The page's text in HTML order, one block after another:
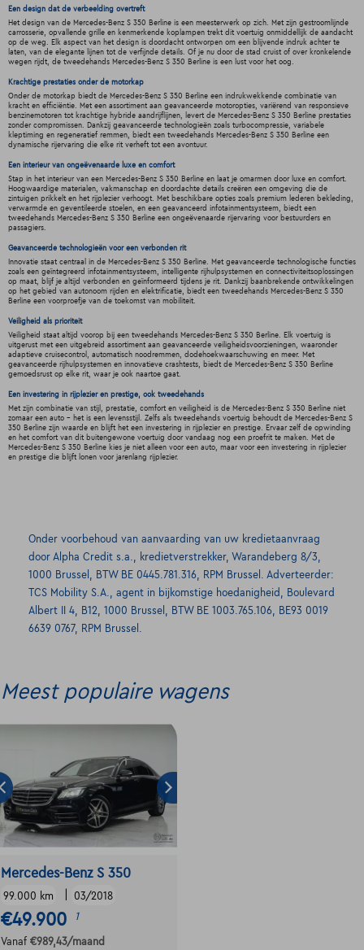
Een design dat de verbeelding overtreft
Het design van de Mercedes-Benz S 350 Berline is een meesterwerk op zich. Met zijn gestroomlijnde
carrosserie, opvallende grille en kenmerkende koplampen trekt dit voertuig onmiddellijk de aandacht
op de weg. Elk aspect van het design is doordacht ontworpen om een blijvende indruk achter te
laten, van de elegante lijnen tot de verfijnde details. Of je nu door de stad cruist of over kronkelende
wegen rijdt, de tweedehands Mercedes-Benz S 350 Berline is een lust voor het oog.
Krachtige prestaties onder de motorkap
Onder de motorkap biedt de Mercedes-Benz S 350 Berline een indrukwekkende combinatie van
kracht en efficiëntie. Met een assortiment aan geavanceerde motoropties, variërend van responsieve
benzinemotoren tot krachtige hybride aandrijflijnen, levert de Mercedes-Benz S 350 Berline prestaties
zonder compromissen. Dankzij geavanceerde technologieën zoals turbocompressie, variabele
kleptiming en regeneratief remmen, biedt een tweedehands Mercedes-Benz S 350 Berline een
dynamische rijervaring die elke rit verheft tot een avontuur.
Een interieur van ongeëvenaarde luxe en comfort
Stap in het interieur van een Mercedes-Benz S 350 Berline en laat je omarmen door luxe en comfort.
Hoogwaardige materialen, vakmanschap en doordachte details creëren een omgeving die de
zintuigen prikkelt en het rijplezier verhoogt. Met beschikbare opties zoals premium lederen bekleding,
verwarmde en geventileerde stoelen, en een geavanceerd infotainmentsysteem, biedt een
tweedehands Mercedes-Benz S 350 Berline een ongeëvenaarde rijervaring voor bestuurders en
passagiers.
Geavanceerde technologieën voor een verbonden rit
Innovatie staat centraal in de Mercedes-Benz S 350 Berline. Met geavanceerde technologische functies
zoals een geïntegreerd infotainmentsysteem, intelligente rijhulpsystemen en connectiviteitsoplossingen
op maat, blijf je altijd verbonden en geïnformeerd tijdens je rit. Dankzij baanbrekende ontwikkelingen
op het gebied van autonoom rijden en elektrificatie, biedt een tweedehands Mercedes-Benz S 350
Berline een voorproefje van de toekomst van mobiliteit.
Veiligheid als prioriteit
Veiligheid staat altijd voorop bij een tweedehands Mercedes-Benz S 350 Berline. Elk voertuig is
uitgerust met een uitgebreid assortiment aan geavanceerde veiligheidsvoorzieningen, waaronder
adaptieve cruisecontrol, automatisch noodremmen, dodehoekwaarschuwing en meer. Met
geavanceerde rijhulpsystemen en innovatieve crashtests, biedt de Mercedes-Benz S 350 Berline
gemoedsrust op elke rit, waar je ook naartoe gaat.
Een investering in rijplezier en prestige, ook tweedehands
Met zijn combinatie van stijl, prestatie, comfort en veiligheid is de Mercedes-Benz S 350 Berline niet
zomaar een auto - het is een levensstijl. Zelfs als tweedehands voertuig behoudt de Mercedes-Benz S
350 Berline zijn waarde en blijft het een investering in rijplezier en prestige. Ervaar zelf de opwinding
en het comfort van dit buitengewone voertuig door vandaag nog een proefrit te maken. Met de
Mercedes-Benz S 350 Berline kies je niet alleen voor een auto, maar voor een investering in rijplezier
en prestige die blijft lonen voor jarenlang rijplezier.
Onder voorbehoud van aanvaarding van uw kredietaanvraag
door Alpha Credit s.a., kredietverstrekker, Warandeberg 8/3,
1000 Brussel, BTW BE 0445.781.316, RPM Brussel. Adverteerder:
TCS Mobility S.A., agent in bijkomstige hoedanigheid, Boulevard
Albert II 4, B12, 1000 Brussel, BTW BE 1003.765.106, BE93 0019
6639 0767, RPM Brussel.
Meest populaire wagens
Mercedes-Benz S 350
99.000 km 03/2018
€49.900 1
Vanaf €989,43/maand